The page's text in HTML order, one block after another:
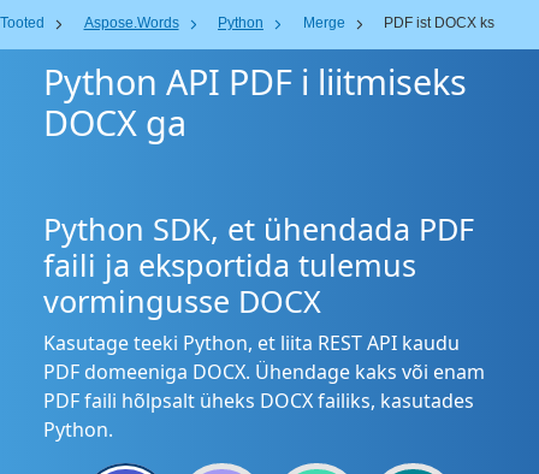
Tooted Aspose.Words Python Merge PDF ist DOCX ks
Python API PDF i liitmiseks
DOCX ga
Python SDK, et ühendada PDF
faili ja eksportida tulemus
vormingusse DOCX
Kasutage teeki Python, et liita REST API kaudu
PDF domeeniga DOCX. Ühendage kaks või enam
PDF faili hõlpsalt üheks DOCX failiks, kasutades
Python.